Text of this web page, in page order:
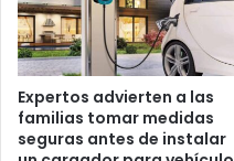
Expertos advierten a las
familias tomar medidas
seguras antes de instalar